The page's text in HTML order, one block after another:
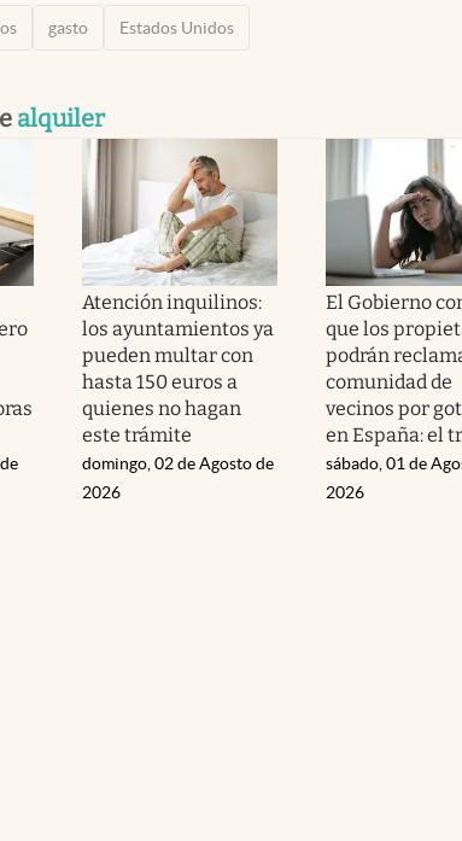
gasto Estados Unidos
alquiler
Atención inquilinos:
los ayuntamientos ya
pueden multar con
hasta 150 euros a
quienes no hagan
este trámite
domingo, 02 de Agosto de
2026
El Gobierno
que los
podrán
comunidad de
vecinos por
en España: el
sábado, 01 de
2026